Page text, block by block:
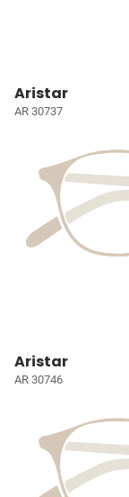
Aristar
AR 30737
Aristar
AR 30746